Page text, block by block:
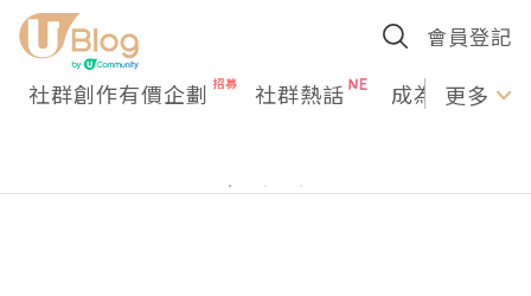
會員登記
社群創作有價企劃 社群熱話 成為U更多